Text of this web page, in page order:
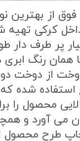
از بهترین
کرکی تهیه
پر طرف دار
همان رنگ ابری
از دوخت
استفاده شده
محصول را
می آورد و
طرح محصول